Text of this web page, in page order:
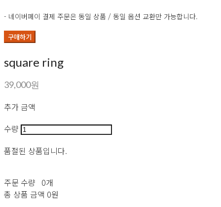
- 네이버페이 결제 주문은 동일 상품 / 동일 옵션 교환만 가능합니다.
구매하기
square ring
39,000원
추가 금액
수량
품절된 상품입니다.
주문 수량 0개
총 상품 금액 0원